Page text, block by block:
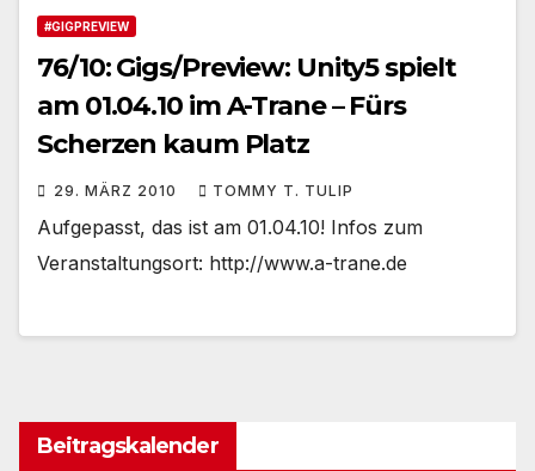
#GIGPREVIEW
76/10: Gigs/Preview: Unity5 spielt
am 01.04.10 im A-Trane – Fürs
Scherzen kaum Platz
29. MÄRZ 2010 TOMMY T. TULIP
Aufgepasst, das ist am 01.04.10! Infos zum
Veranstaltungsort: http://www.a-trane.de
Beitragskalender